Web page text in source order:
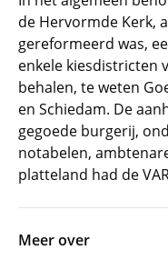
de Hervormde Kerk,
gereformeerd was,
enkele kiesdistricten
behalen, te weten
en Schiedam. De
gegoede burgerij,
notabelen,
platteland had de
Meer over